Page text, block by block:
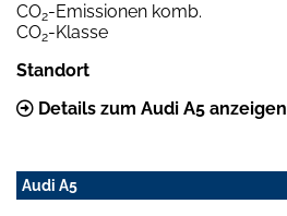
CO2-Emissionen komb.
CO2-Klasse
Standort
Details zum Audi A5 anzeigen
Audi A5